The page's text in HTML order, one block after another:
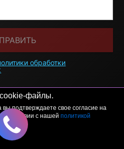
cookie-файлы.
подтверждаете свое согласие на
с нашей политикой
обработки